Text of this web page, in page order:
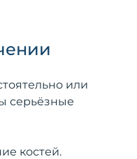
или
серьёзные
костей.